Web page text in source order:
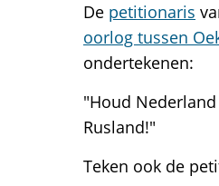
De petitionaris
oorlog tussen
ondertekenen:
"Houd
Rusland!"
Teken ook de